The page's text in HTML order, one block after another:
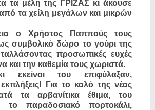
τα μέλη της ΓΡΙΖΑΣ κι άκουσε
τα χείλη μεγάλων και μικρών
ο Χρήστος Παππούς τους
συμβολικό δώρο το γούρι της
προσωπικές ευχές
και την καθεμία τους χωριστά.
εκείνοι του επιφύλαξαν,
Για το καλό της νέας
τα αρβανίτικα έθιμα, του
το παραδοσιακό πορτοκάλι,